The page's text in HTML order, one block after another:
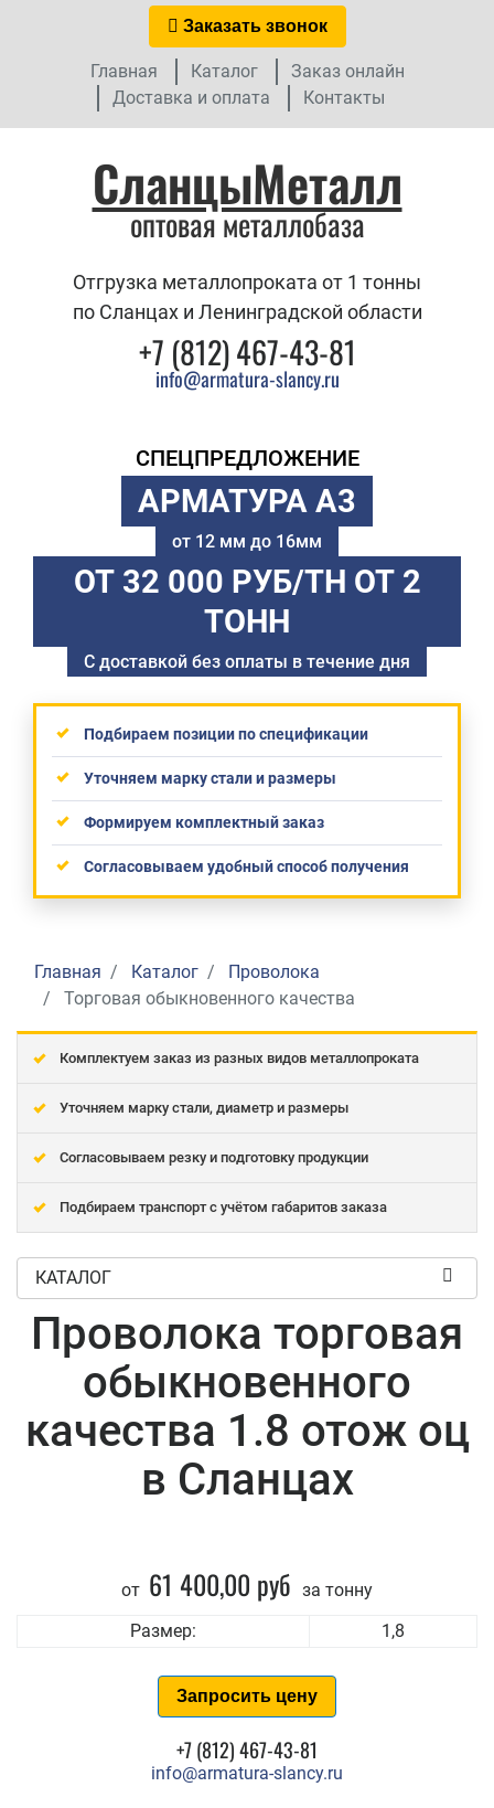
Заказать звонок
Главная Каталог
Заказ онлайн
Доставка и оплата
Контакты
СланцыМеталл
оптовая металлобаза
Отгрузка металлопроката от 1 тонны
по Сланцах и Ленинградской области
+7 (812) 467-43-81
info@armatura-slancy.ru
СПЕЦПРЕДЛОЖЕНИЕ
АРМАТУРА А3
от 12 мм до 16мм
ОТ 32 000 РУБ/ТН ОТ 2
ТОНН
С доставкой без оплаты в течение дня
Подбираем позиции по спецификации
Уточняем марку стали и размеры
Формируем комплектный заказ
Согласовываем удобный способ получения
Главная Каталог
Проволока
Торговая обыкновенного качества
Комплектуем заказ из разных видов металлопроката
Уточняем марку стали, диаметр и размеры
Согласовываем резку и подготовку продукции
Подбираем транспорт с учётом габаритов заказа
КАТАЛОГ
Проволока торговая
обыкновенного
качества 1.8 отож оц
в Сланцах
от 61 400,00 руб за тонну
Размер:
1,8
Запросить цену
+7 (812) 467-43-81
info@armatura-slancy.ru